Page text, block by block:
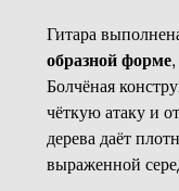
Гитара
образной форме,
Болчёная
чёткую атаку и
дерева даёт
выраженной